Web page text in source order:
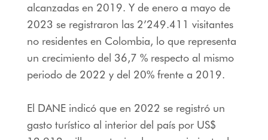
alcanzadas en 2019. Y de enero a mayo de
2023 se registraron las 2’249.411 visitantes
no residentes en Colombia, lo que representa
un crecimiento del 36,7 % respecto al mismo
periodo de 2022 y del 20% frente a 2019.
El DANE indicó que en 2022 se registró un
gasto turístico al interior del país por US$